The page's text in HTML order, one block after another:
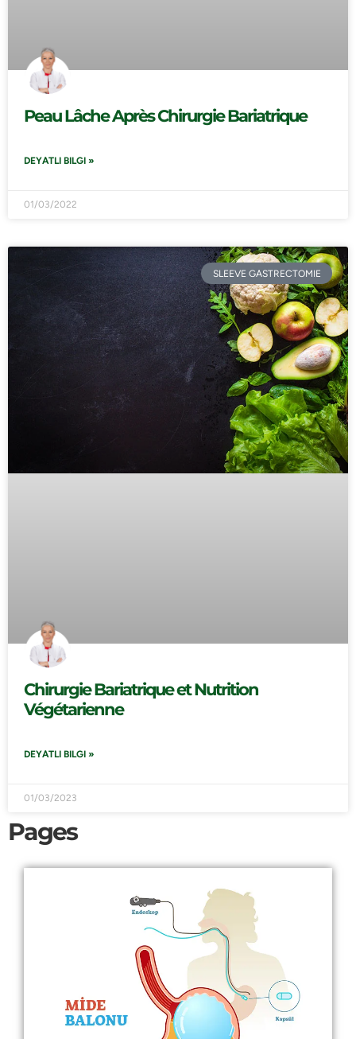
Peau Lâche Après Chirurgie Bariatrique
DEYATLI BILGI »
01/03/2022
SLEEVE GASTRECTOMIE
Chirurgie Bariatrique et Nutrition
Végétarienne
DEYATLI BILGI »
01/03/2023
Pages